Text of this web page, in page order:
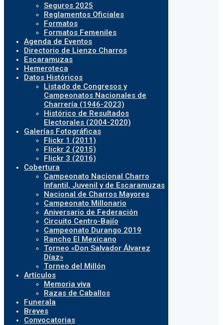
Seguros 2025
Reglamentos Oficiales
Formatos
Formatos Femeniles
Agenda de Eventos
Directorio de Lienzo Charros
Escaramuzas
Hemeroteca
Datos Históricos
Listado de Congresos y
Campeonatos Nacionales de
Charrería (1946-2023)
Histórico de Resultados
Electorales (2004-2020)
Galerías Fotográficas
Flickr 1 (2011)
Flickr 2 (2015)
Flickr 3 (2016)
Cobertura
Campeonato Nacional Charro
Infantil, Juvenil y de Escaramuzas
Nacional de Charros Mayores
Campeonato Millonario
Aniversario de Federación
Circuito Centro-Bajío
Campeonato Durango 2019
Rancho El Mexicano
Torneo «Don Salvador Álvarez
Díaz»
Torneo del Millón
Artículos
Memoria viva
Razas de Caballos
Funerala
Breves
Convocatorias